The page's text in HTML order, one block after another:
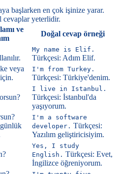
başlarken en çok işinize yarar.
cevaplar yeterlidir.
ve
Doğal cevap örneği
My name is Elif.
Türkçesi: Adım Elif.
veya
I'm from Turkey.
Türkçesi: Türkiye'denim.
I live in Istanbul.
Türkçesi: İstanbul'da
yaşıyorum.
I'm a software
developer. Türkçesi:
Yazılım geliştiricisiyim.
Yes, I study
English. Türkçesi: Evet,
İngilizce öğreniyorum.